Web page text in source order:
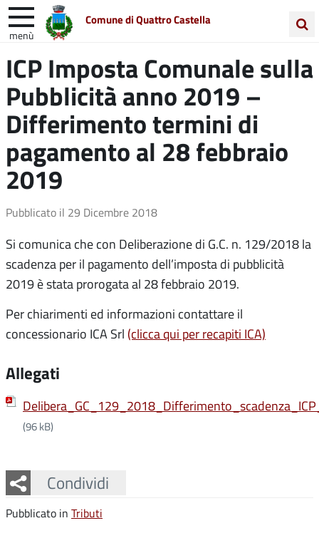
Comune di Quattro Castella
menù
nel
sito
Entra in Comune Vivi Quattro Castella
Unione Colline Matildiche
ICP Imposta Comunale sulla
Pubblicità anno 2019 –
Differimento termini di
pagamento al 28 febbraio
2019
Pubblicato il 29 Dicembre 2018
Si comunica che con Deliberazione di G.C. n. 129/2018 la
scadenza per il pagamento dell’imposta di pubblicità
2019 è stata prorogata al 28 febbraio 2019.
Per chiarimenti ed informazioni contattare il
concessionario ICA Srl (clicca qui per recapiti ICA)
Allegati
(96 kB)
Condividi
Facebook
Twitter
Whatsapp
Pubblicato in Tributi